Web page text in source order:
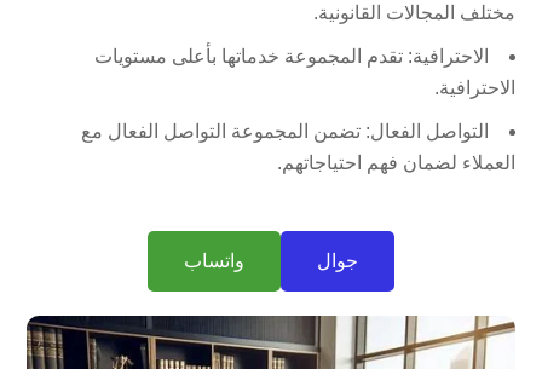
مختلف المجالات القانونية.
الاحترافية: تقدم المجموعة خدماتها بأعلى مستويات
الاحترافية.
التواصل الفعال: تضمن المجموعة التواصل الفعال مع
العملاء لضمان فهم احتياجاتهم.
جوال واتساب